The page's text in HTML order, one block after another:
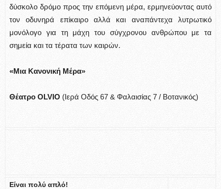
δύσκολο δρόμο προς την επόμενη μέρα, ερμηνεύοντας αυτό
τον οδυνηρά επίκαιρο αλλά και αναπάντεχα λυτρωτικό
μονόλογο για τη μάχη του σύγχρονου ανθρώπου με τα
σημεία και τα τέρατα των καιρών.
«Μια Κανονική Μέρα»
Θέατρο OLVIO (Ιερά Οδός 67 & Φαλαισίας 7 / Βοτανικός)
Είναι πολύ απλό!